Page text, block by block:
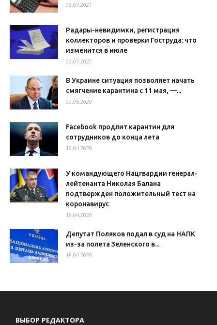
03.07.2021
Радары-невидимки, регистрация
коллекторов и проверки Гоструда: что
изменится в июле
02.07.2021
В Украине ситуация позволяет начать
смягчение карантина с 11 мая, —...
02.05.2020
Facebook продлит карантин для
сотрудников до конца лета
19.04.2020
У командующего Нацгвардии генерал-
лейтенанта Николая Балана
подтвержден положительный тест на
коронавирус
18.04.2020
Депутат Поляков подал в суд на НАПК
из-за полета Зеленского в...
18.04.2020
ВЫБОР РЕДАКТОРА